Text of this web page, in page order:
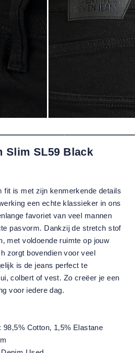
Slim SL59 Black
fit is met zijn kenmerkende details
een echte klassieker in ons
favoriet van veel mannen
pasvorm. Dankzij de stretch stof
met voldoende ruimte op jouw
zorgt bovendien voor veel
is de jeans perfect te
colbert of vest. Zo creëer je een
voor iedere dag.
98,5% Cotton, 1,5% Elastane